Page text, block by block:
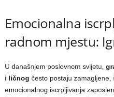
Emocionalna
radnom mjestu:
U današnjem poslovnom svijetu,
i ličnog često postaju zamagljene,
emocionalnog iscrpljivanja